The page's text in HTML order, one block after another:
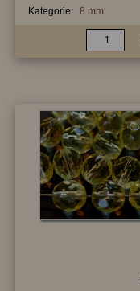
Kategorie: 8 mm